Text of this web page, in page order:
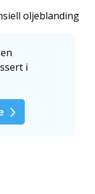
oljeblanding
i